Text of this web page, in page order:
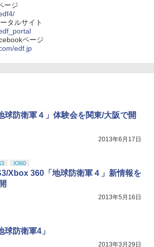
ージ
タルサイト
ページ
edf.jp
球防衛軍４」体験会を関東/大阪で開
2013年6月17日
X360
Xbox 360「地球防衛軍４」新情報を
2013年5月16日
防衛軍4」
2013年3月29日